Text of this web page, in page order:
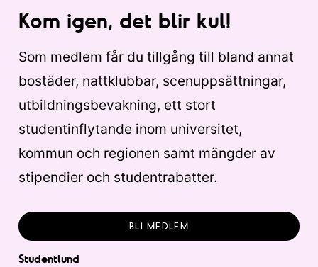
Kom igen, det blir kul!
Som medlem får du tillgång till bland annat
bostäder, nattklubbar, scenuppsättningar,
utbildningsbevakning, ett stort
studentinflytande inom universitet,
kommun och regionen samt mängder av
stipendier och studentrabatter.
BLI MEDLEM
Studentlund